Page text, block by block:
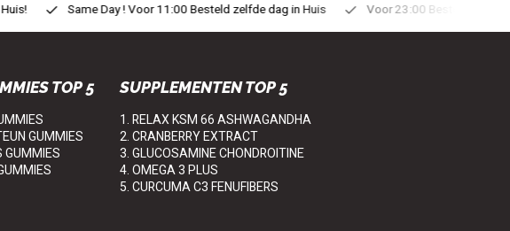
zelfde dag in Huis Voor 23:00 Besteld Morgen in Huis! Gratis Verzonden
TOP 5
GUMMIES
GUMMIES
SUPPLEMENTEN TOP 5
1. RELAX KSM 66 ASHWAGANDHA
2. CRANBERRY EXTRACT
3. GLUCOSAMINE CHONDROITINE
4. OMEGA 3 PLUS
5. CURCUMA C3 FENUFIBERS